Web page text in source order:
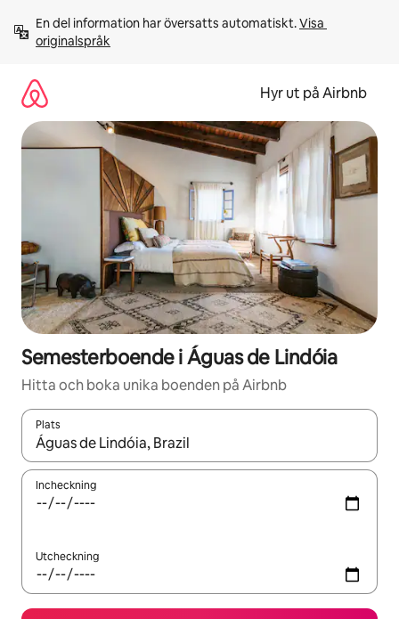
innehåll
En del information har översatts automatiskt. Visa
originalspråk
Hyr ut på Airbnb
Semesterboende i Águas de Lindóia
Hitta och boka unika boenden på Airbnb
Plats
När resultaten är tillgängliga kan du navigera med upp- och
Incheckning
Utcheckning